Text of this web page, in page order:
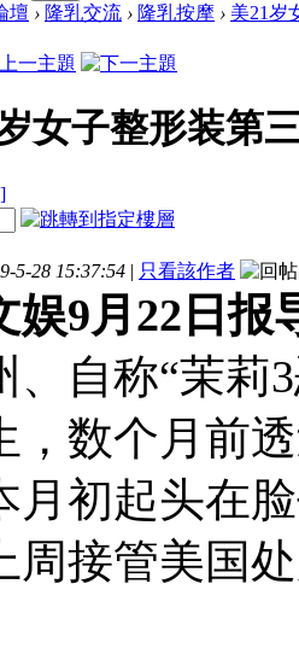
壇 › 隆乳交流 › 隆乳按摩 › 美21岁
女子整形装第
5-28 15:37:54 | 只看該作者
娱9月22日报
、自称“茉莉
，数个月前
月初起头在
周接管美国